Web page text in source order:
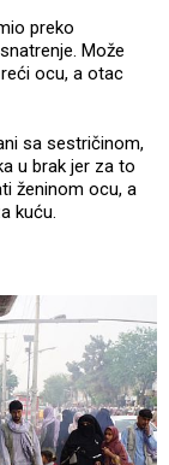
preko
Može
ocu, a otac
sa sestričinom,
u brak jer za to
ženinom ocu, a
kuću.